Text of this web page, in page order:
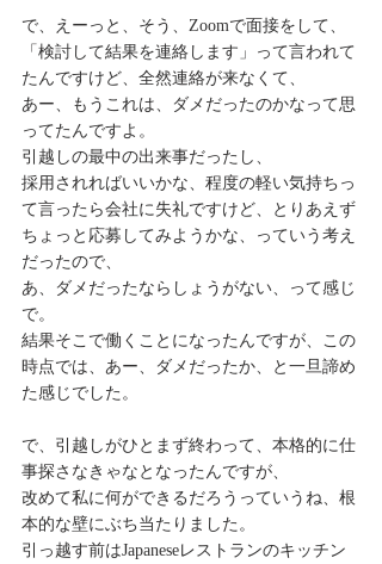
で、えーっと、そう、Zoomで面接をして、
「検討して結果を連絡します」って言われて
たんですけど、全然連絡が来なくて、
あー、もうこれは、ダメだったのかなって思
ってたんですよ。
引越しの最中の出来事だったし、
採用されればいいかな、程度の軽い気持ちっ
て言ったら会社に失礼ですけど、とりあえず
ちょっと応募してみようかな、っていう考え
だったので、
あ、ダメだったならしょうがない、って感じ
で。
結果そこで働くことになったんですが、この
時点では、あー、ダメだったか、と一旦諦め
た感じでした。
で、引越しがひとまず終わって、本格的に仕
事探さなきゃなとなったんですが、
改めて私に何ができるだろうっていうね、根
本的な壁にぶち当たりました。
引っ越す前はJapaneseレストランのキッチン